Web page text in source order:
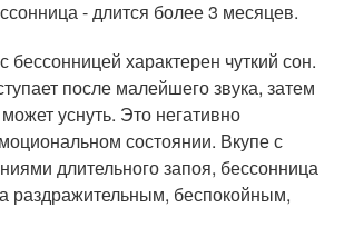
- длится более 3 месяцев.
бессонницей характерен чуткий сон.
после малейшего звука, затем
уснуть. Это негативно
состоянии. Вкупе с
длительного запоя, бессонница
раздражительным, беспокойным,